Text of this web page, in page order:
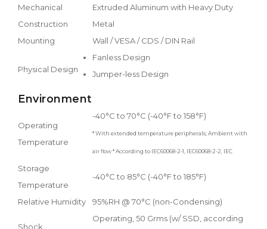
Mechanical
Construction
Extruded Aluminum with Heavy Duty
Metal
Mounting
Wall / VESA / CDS / DIN Rail
Physical Design
Fanless Design
Jumper-less Design
Environment
Operating
Temperature
-40°C to 70°C (-40°F to 158°F)
* With extended temperature peripherals; Ambient with
air flow * According to IEC60068-2-1, IEC60068-2-2, IEC
Storage
Temperature
-40°C to 85°C (-40°F to 185°F)
Relative Humidity 95%RH @ 70°C (non-Condensing)
Shock
Operating, 50 Grms (w/ SSD, according